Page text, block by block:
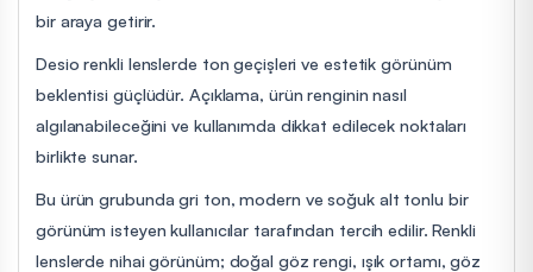
bir araya getirir.
Desio renkli lenslerde ton geçişleri ve estetik görünüm
beklentisi güçlüdür. Açıklama, ürün renginin nasıl
algılanabileceğini ve kullanımda dikkat edilecek noktaları
birlikte sunar.
Bu ürün grubunda gri ton, modern ve soğuk alt tonlu bir
görünüm isteyen kullanıcılar tarafından tercih edilir. Renkli
lenslerde nihai görünüm; doğal göz rengi, ışık ortamı, göz